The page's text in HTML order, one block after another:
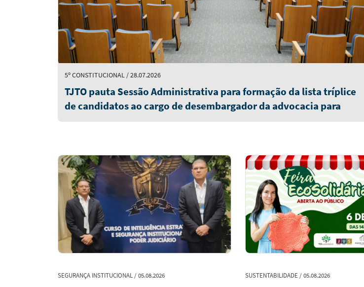
5º CONSTITUCIONAL / 28.07.2026
TJTO pauta Sessão Administrativa para formação da lista tríplice
de candidatos ao cargo de desembargador da advocacia para
quinta-feira (6/8)
SEGURANÇA INSTITUCIONAL / 05.08.2026 SUSTENTABILIDADE / 05.08.2026